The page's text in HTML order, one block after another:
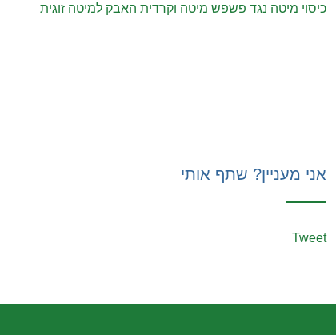
כיסוי מיטה נגד פשפש מיטה וקרדית האבק למיטה זוגית
אני מעניין? שתף אותי
Tweet